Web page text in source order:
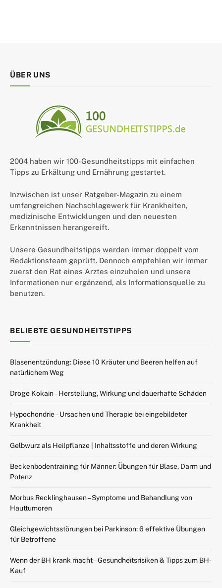
ÜBER UNS
2004 haben wir 100-Gesundheitstipps mit einfachen
Tipps zu Erkältung und Ernährung gestartet.
Inzwischen ist unser Ratgeber-Magazin zu einem
umfangreichen Nachschlagewerk für Krankheiten,
medizinische Entwicklungen und den neuesten
Erkenntnissen herangereift.
Unsere Gesundheitstipps werden immer doppelt vom
Redaktionsteam geprüft. Dennoch empfehlen wir immer
zuerst den Rat eines Arztes einzuholen und unsere
Informationen nur ergänzend, als Informationsquelle zu
benutzen.
BELIEBTE GESUNDHEITSTIPPS
Blasenentzündung: Diese 10 Kräuter und Beeren helfen auf
natürlichem Weg
Droge Kokain – Herstellung, Wirkung und dauerhafte Schäden
Hypochondrie – Ursachen und Therapie bei eingebildeter
Krankheit
Gelbwurz als Heilpflanze | Inhaltsstoffe und deren Wirkung
Beckenbodentraining für Männer: Übungen für Blase, Darm und
Potenz
Morbus Recklinghausen – Symptome und Behandlung von
Hauttumoren
Gleichgewichtsstörungen bei Parkinson: 6 effektive Übungen
für Betroffene
Wenn der BH krank macht – Gesundheitsrisiken & Tipps zum BH-
Kauf